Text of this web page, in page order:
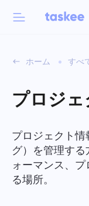
ホーム すべ
プロジ
プロジェクト
グ）を管理す
ォーマンス、
る場所。
Taskeeの機能
について学ぶ 7
すべての機能を見
追跡時間
チーム向け
会社の種類